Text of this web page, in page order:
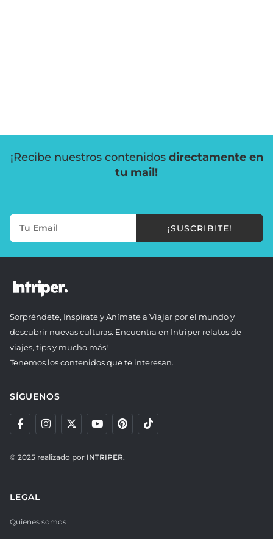
¡Recibe nuestros contenidos directamente en
tu mail!
¡SUSCRIBITE!
Sorpréndete, Inspírate y Anímate a Viajar por el mundo y
descubrir nuevas culturas. Encuentra en Intriper relatos de
viajes, tips y mucho más!
Tenemos los contenidos que te interesan.
SÍGUENOS
© 2025 realizado por INTRIPER.
LEGAL
Quienes somos